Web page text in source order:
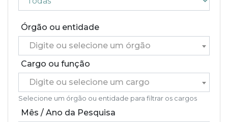
Órgão ou entidade
Digite ou selecione um órgão
Cargo ou função
Digite ou selecione um cargo
Selecione um órgão ou entidade para filtrar os cargos
Mês / Ano da Pesquisa